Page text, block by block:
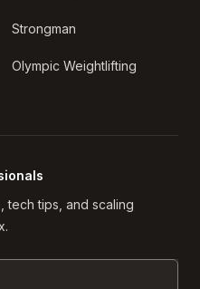
Strongman
Olympic Weightlifting
tech tips, and scaling